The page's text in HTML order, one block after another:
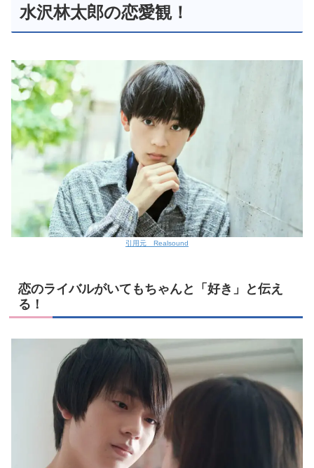
水沢林太郎の恋愛観！
引用元 Realsound
恋のライバルがいてもちゃんと「好き」と伝え
る！